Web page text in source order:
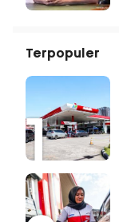
Terpopuler